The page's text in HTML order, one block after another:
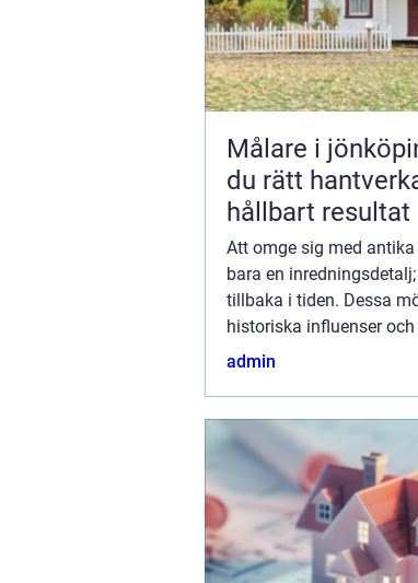
Målare i jönköping så
du rätt
hållbart resultat
Att omge sig med
bara en
tillbaka i tiden. Dessa
historiska influenser
berikar våra moderna
admin